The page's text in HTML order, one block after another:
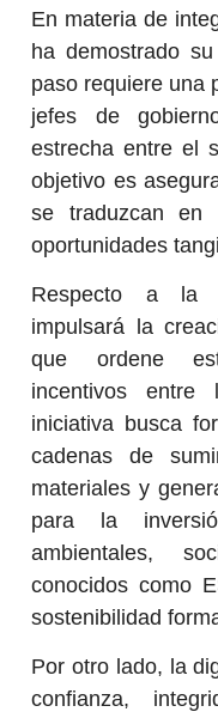
En materia de
ha demostrado
paso requiere una
jefes de
estrecha entre el
objetivo es
se traduzcan en
oportunidades
Respecto a la
impulsará la
que ordene
incentivos entre
iniciativa busca
cadenas de
materiales y
para la
ambientales,
conocidos como
sostenibilidad
Por otro lado, la
confianza,